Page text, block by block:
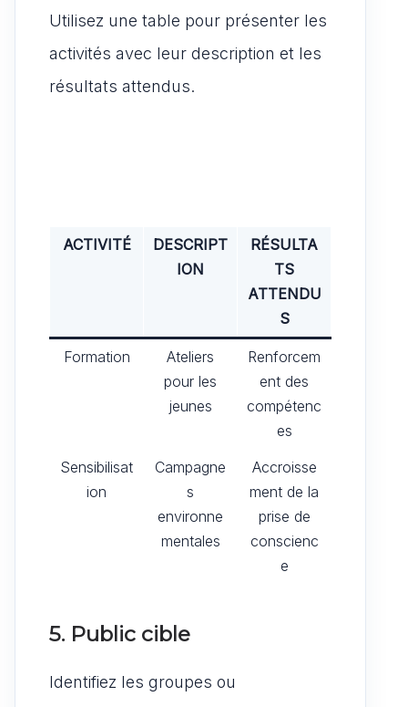
Utilisez une table pour présenter les
activités avec leur description et les
résultats attendus.
ACTIVITÉ
DESCRIPT
ION
RÉSULTA
TS
ATTENDU
S
Formation
Ateliers
pour les
jeunes
Renforcem
ent des
compétenc
es
Sensibilisat
ion
Campagne
s
environne
mentales
Accroisse
ment de la
prise de
conscienc
e
5. Public cible
Identifiez les groupes ou